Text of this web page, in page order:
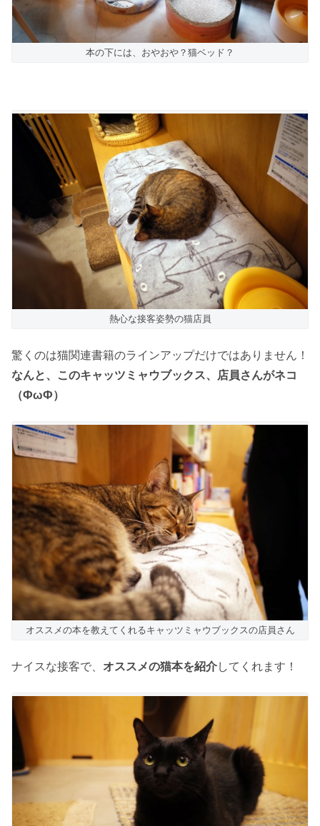
本の下には、おやおや？猫ベッド？
熱心な接客姿勢の猫店員
驚くのは猫関連書籍のラインアップだけではありません！
なんと、このキャッツミャウブックス、店員さんがネコ
（ФωФ）
オススメの本を教えてくれるキャッツミャウブックスの店員さん
ナイスな接客で、 オススメの猫本を紹介してくれます！